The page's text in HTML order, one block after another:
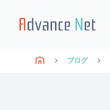
ブログ